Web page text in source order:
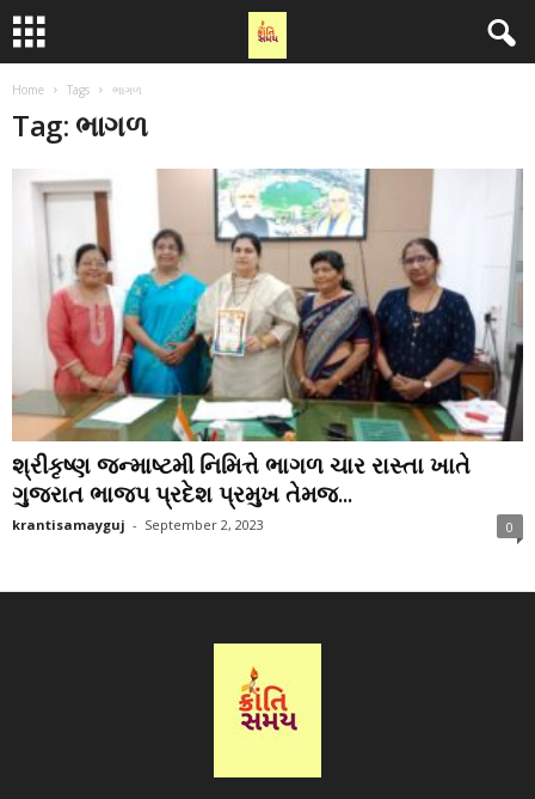
Home Tags ભાગળ
Tag: ભાગળ
શ્રીકૃષ્ણ જન્માષ્ટમી નિમિત્તે ભાગળ ચાર રાસ્તા ખાતે
ગુજરાત ભાજપ પ્રદેશ પ્રમુખ તેમજ...
krantisamayguj - September 2, 2023 0